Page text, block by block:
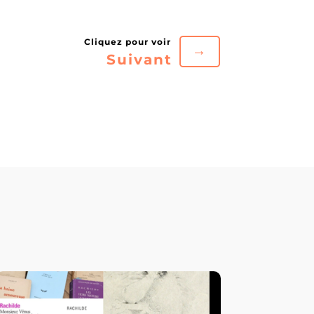
Suivant
→